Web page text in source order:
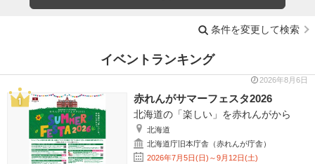
条件を変更して検索
イベントランキング
2026年8月6日
赤れんがサマーフェスタ2026
北海道の「楽しい」を赤れんがから
北海道
北海道庁旧本庁舎（赤れんが庁舎）
2026年7月5日(日)～9月12日(土)